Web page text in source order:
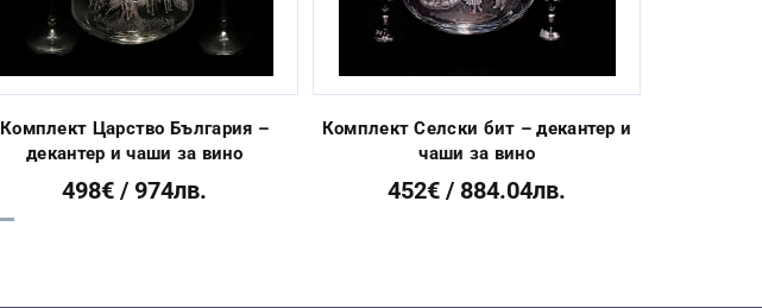
Комплект Царство България –
декантер и чаши за вино
498€ / 974лв.
Комплект Селски бит – декантер и
чаши за вино
452€ / 884.04лв.